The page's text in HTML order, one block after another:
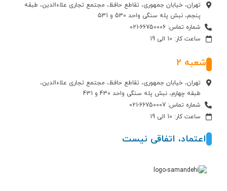
تهران، خیابان جمهوری، تقاطع حافظ، مجتمع تجاری علاءالدین، طبقه
پنجم، نبش پله سنگی واحد 530 و 531
شماره تماس: 66750006-021
ساعت کار: 10 الی 19
شعبه 2
تهران، خیابان جمهوری، تقاطع حافظ، مجتمع تجاری علاءالدین،
طبقه چهارم، نبش پله سنگی واحد 430 و 431
شماره تماس: 66750007-021
ساعت کار: 10 الی 19
اعتماد، اتفاقی نیست